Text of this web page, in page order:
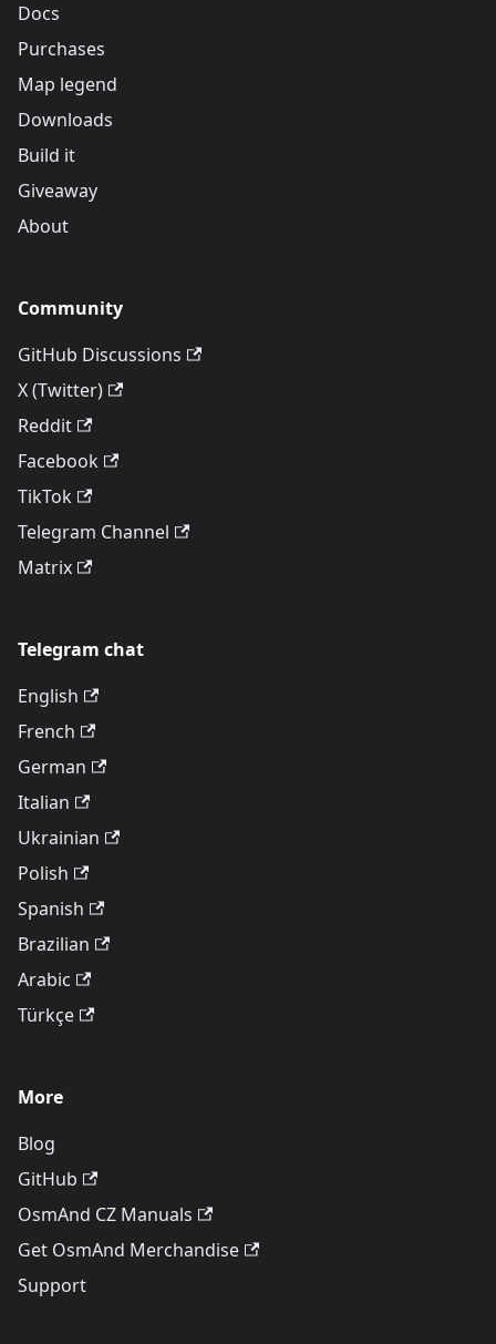
Docs
Purchases
Map legend
Downloads
Build it
Giveaway
About
Community
GitHub Discussions
X (Twitter)
Reddit
Facebook
TikTok
Telegram Channel
Matrix
Telegram chat
English
French
German
Italian
Ukrainian
Polish
Spanish
Brazilian
Arabic
Türkçe
More
Blog
GitHub
OsmAnd CZ Manuals
Get OsmAnd Merchandise
Support